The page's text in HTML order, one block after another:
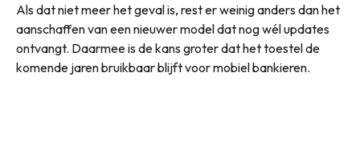
Als dat niet meer het geval is, rest er weinig anders dan het
aanschaffen van een nieuwer model dat nog wél updates
ontvangt. Daarmee is de kans groter dat het toestel de
komende jaren bruikbaar blijft voor mobiel bankieren.